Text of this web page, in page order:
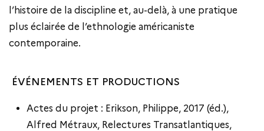
l’histoire de la discipline et, au-delà, à une pratique
plus éclairée de l’ethnologie américaniste
contemporaine.
ÉVÉNEMENTS ET PRODUCTIONS
Actes du projet : Erikson, Philippe, 2017 (éd.),
Alfred Métraux, Relectures Transatlantiques,